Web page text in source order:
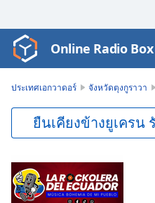
Video
Player
Skip
Backward
Skip
Forward
Online Radio Box
ประเทศเอกวาดอร์ จังหวัดตุงกูราวา
ยืนเคียงข้างยูเคร